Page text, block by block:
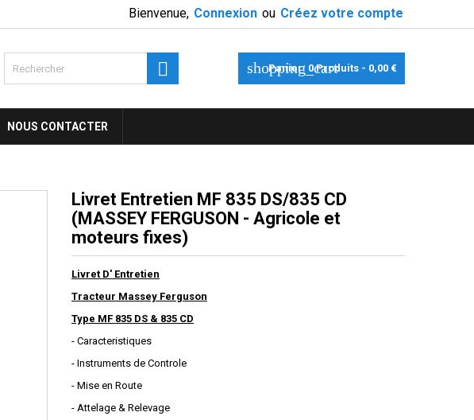
Bienvenue, Connexion ou Créez votre compte
shopping_cart
Panier: 0Produits - 0,00 €

NOUS CONTACTER
Livret Entretien MF 835 DS/835 CD
(MASSEY FERGUSON - Agricole et
moteurs fixes)
Livret D' Entretien
Tracteur Massey Ferguson
Type MF 835 DS & 835 CD
- Caracteristiques
- Instruments de Controle
- Mise en Route
- Attelage & Relevage